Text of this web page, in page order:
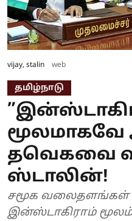
vijay, stalin web
தமிழ்நாடு
மூலமாகவே
தவெகவை
ஸ்டாலின்!
சமூக வலைதளங்கள்
இன்ஸ்டாகிராம் மூலம்